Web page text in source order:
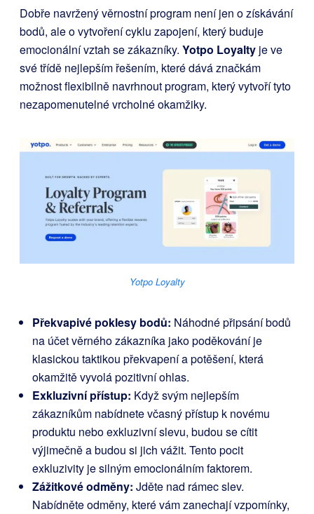
Dobře navržený věrnostní program není jen o získávání
bodů, ale o vytvoření cyklu zapojení, který buduje
emocionální vztah se zákazníky. Yotpo Loyalty je ve
své třídě nejlepším řešením, které dává značkám
možnost flexibilně navrhnout program, který vytvoří tyto
nezapomenutelné vrcholné okamžiky.
Yotpo Loyalty
Překvapivé poklesy bodů: Náhodné připsání bodů
na účet věrného zákazníka jako poděkování je
klasickou taktikou překvapení a potěšení, která
okamžitě vyvolá pozitivní ohlas.
Exkluzivní přístup: Když svým nejlepším
zákazníkům nabídnete včasný přístup k novému
produktu nebo exkluzivní slevu, budou se cítit
výjimečně a budou si jich vážit. Tento pocit
exkluzivity je silným emocionálním faktorem.
Zážitkové odměny: Jděte nad rámec slev.
Nabídněte odměny, které vám zanechají vzpomínky,